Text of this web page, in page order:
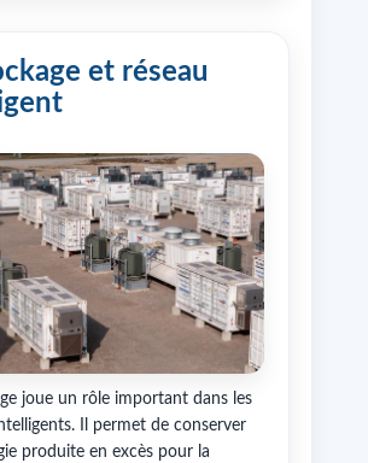
et réseau
joue un rôle important dans les
Il permet de conserver
produite en excès pour la